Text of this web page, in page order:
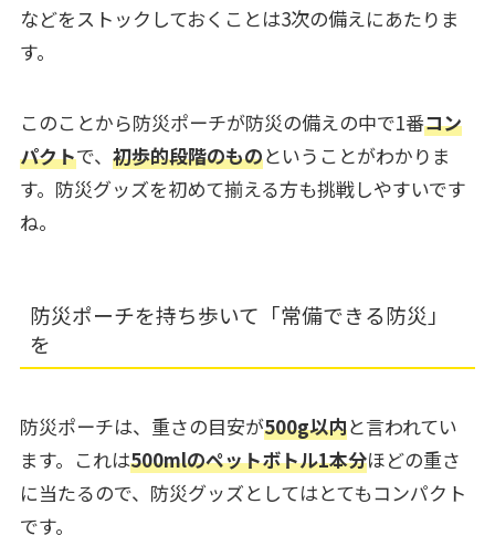
などをストックしておくことは3次の備えにあたりま
す。
このことから防災ポーチが防災の備えの中で1番コン
パクトで、 初歩的段階のものということがわかりま
す。防災グッズを初めて揃える方も挑戦しやすいです
ね。
防災ポーチを持ち歩いて「常備できる防災」
を
防災ポーチは、重さの目安が500g以内と言われてい
ます。これは500mlのペットボトル1本分ほどの重さ
に当たるので、防災グッズとしてはとてもコンパクト
です。